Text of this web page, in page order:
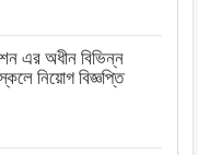
এর অধীন বিভিন্ন
নিয়োগ বিজ্ঞপ্তি